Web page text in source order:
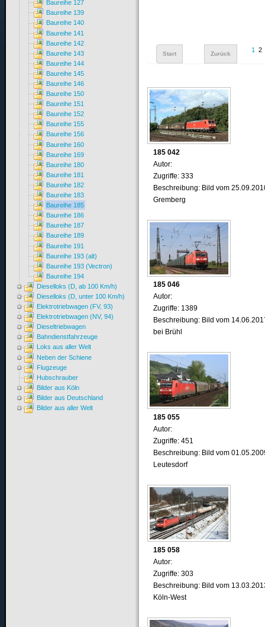
Start Zurück
1 2
185 042
Autor:
Zugriffe: 333
Beschreibung: Bild vom
Gremberg
185 046
Autor:
Zugriffe: 1389
Beschreibung: Bild vom
bei Brühl
185 055
Autor:
Zugriffe: 451
Beschreibung: Bild vom
Leutesdorf
185 058
Autor:
Zugriffe: 303
Beschreibung: Bild vom
Köln-West
Baureihe 127
Baureihe 139
Baureihe 140
Baureihe 141
Baureihe 142
Baureihe 143
Baureihe 144
Baureihe 145
Baureihe 146
Baureihe 150
Baureihe 151
Baureihe 152
Baureihe 155
Baureihe 156
Baureihe 160
Baureihe 169
Baureihe 180
Baureihe 181
Baureihe 182
Baureihe 183
Baureihe 185
Baureihe 186
Baureihe 187
Baureihe 189
Baureihe 191
Baureihe 193 (alt)
Baureihe 193 (Vectron)
Baureihe 194
Dieselloks (D, ab 100 Km/h)
Dieselloks (D, unter 100 Km/h)
Elektrotriebwagen (FV, 93)
Elektrotriebwagen (NV, 94)
Dieseltriebwagen
Bahndienstfahrzeuge
Loks aus aller Welt
Neben der Schiene
Flugzeuge
Hubschrauber
Bilder aus Köln
Bilder aus Deutschland
Bilder aus aller Welt